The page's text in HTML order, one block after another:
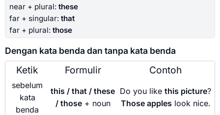
near + plural: these
far + singular: that
far + plural: those
Dengan kata benda dan tanpa kata benda
Ketik Formulir Contoh
sebelum
kata
benda
this / that / these
/ those+ noun
Do you like this picture?
Those apples look nice.